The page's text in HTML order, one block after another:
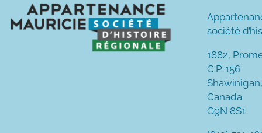
société
1882,
C.P. 156
Canada
G9N 8S1